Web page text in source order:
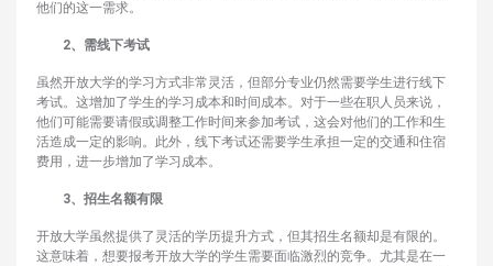
他们的这一需求。
2、‌需线下考试‌
虽然开放大学的学习方式非常灵活，但部分专业仍然需要学生进行线下
考试。这增加了学生的学习成本和时间成本。对于一些在职人员来说，
他们可能需要请假或调整工作时间来参加考试，这会对他们的工作和生
活造成一定的影响。此外，线下考试还需要学生承担一定的交通和住宿
费用，进一步增加了学习成本。
3、‌招生名额有限‌
开放大学虽然提供了灵活的学历提升方式，但其招生名额却是有限的。
这意味着，想要报考开放大学的学生需要面临激烈的竞争。尤其是在一